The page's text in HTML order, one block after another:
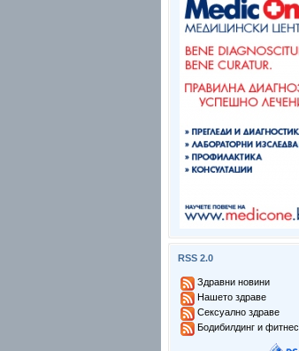
RSS 2.0
Здравни новини
Нашето здраве
Сексуално здраве
Бодибилдинг и фитнес